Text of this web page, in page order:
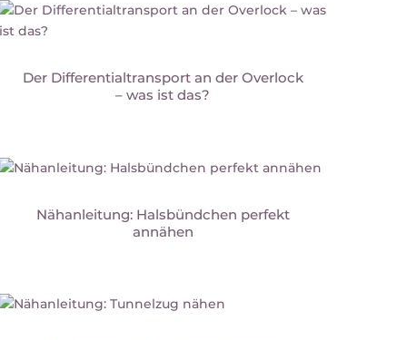
Der Differentialtransport an der Overlock
– was ist das?
Nähanleitung: Halsbündchen perfekt
annähen